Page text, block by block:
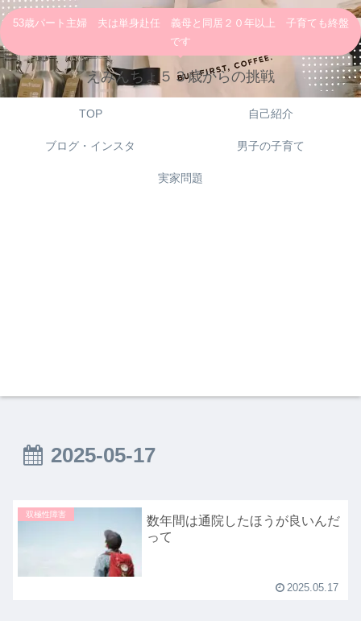
53歳パート主婦 夫は単身赴任 義母と同居２０年以上 子育ても終盤
です
えみんちょ５３歳からの挑戦
TOP 自己紹介
ブログ・インスタ 男子の子育て
実家問題
2025-05-17
双極性障害
数年間は通院したほうが良いんだ
って
2025.05.17